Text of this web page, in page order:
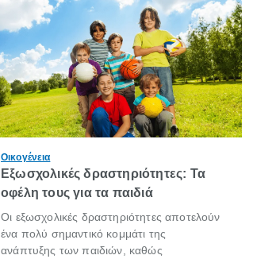
Οικογένεια
Εξωσχολικές δραστηριότητες: Τα
οφέλη τους για τα παιδιά
Οι εξωσχολικές δραστηριότητες αποτελούν
ένα πολύ σημαντικό κομμάτι της
ανάπτυξης των παιδιών, καθώς